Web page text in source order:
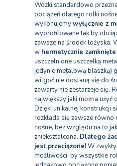
Wózki standardowo
obciążeń dlategorolki
wykonujemywyłącznie z
wyprofilowane tak by
zawsze na środek łożyska.
w hermetycznie zamknięte
uszczelnione uszczelką
jedynie metalową blaszką)
wilgoć nie dostaną się do
zawarty nie zestarzeje się.
największy jaki można
Dzięki unikalnej konstrukcji
rozkłada się zawsze
nośne, bez względu na to
zniekształcona. Dlatego
jest przeciążone!W
możliwości, by wszystkie